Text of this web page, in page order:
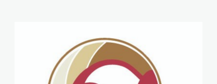
logo_spda